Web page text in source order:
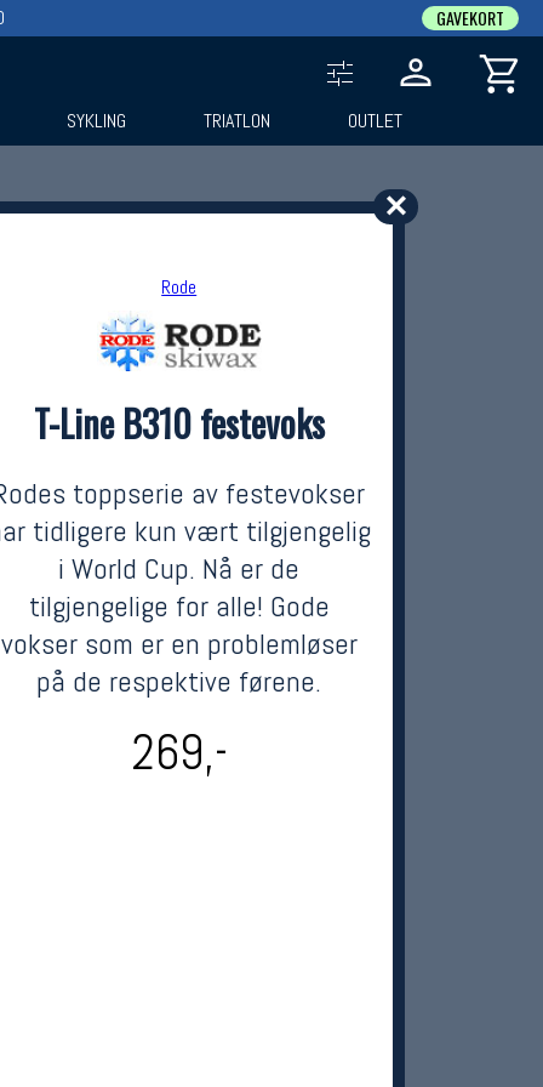
✕
Rode
T-Line B310 festevoks
toppserie av festevokser
tidligere kun vært tilgjengelig
i World Cup. Nå er de
tilgjengelige for alle! Gode
vokser som er en problemløser
på de respektive førene.
269,-
GAVEKORT
SYKLING TRIATLON OUTLET